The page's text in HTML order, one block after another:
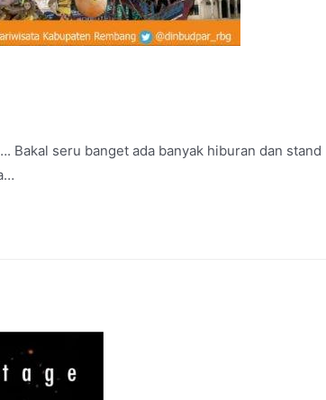
Bakal seru banget ada banyak hiburan dan stand